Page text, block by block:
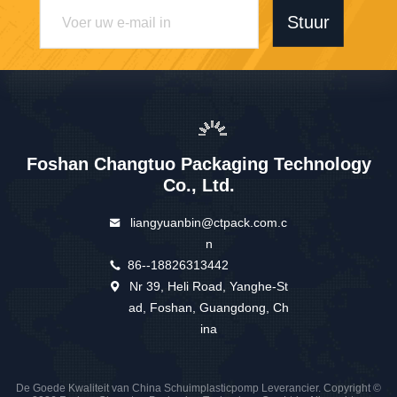
Stuur
Foshan Changtuo Packaging Technology
Co., Ltd.
liangyuanbin@ctpack.com.c
n
86--18826313442
Nr 39, Heli Road, Yanghe-St
ad, Foshan, Guangdong, Ch
ina
De Goede Kwaliteit van China Schuimplasticpomp Leverancier. Copyright ©